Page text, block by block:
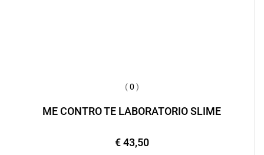
(0 )
ME CONTRO TE LABORATORIO SLIME
€ 43,50